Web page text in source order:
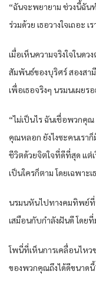
“ฉันจะพยายาม ช่วงนี้ฉันท
ร่วมด้วย เธอวางใจเถอะ
เมื่อเห็นความจริงใจในด
สัมพันธ์ของบุริศร์ สองสา
เพื่อเธอจริงๆ นรมนเผย
“ไม่เป็นไร ฉันเชื่อพวกคุ
คุณหลอก ยังไงซะคนเรา
ชีวิตด้วยจิตใจที่ดีที่สุด แต่
เป็นใครก็ตาม โดยเฉพาะ
นรมนหันไปทางคมทิพย์ที่
เสมือนกับกำลังฝันดี โดย
โพนี่ที่เห็นการเคลื่อนไหว
ของพวกคุณถึงได้ดีขนาด